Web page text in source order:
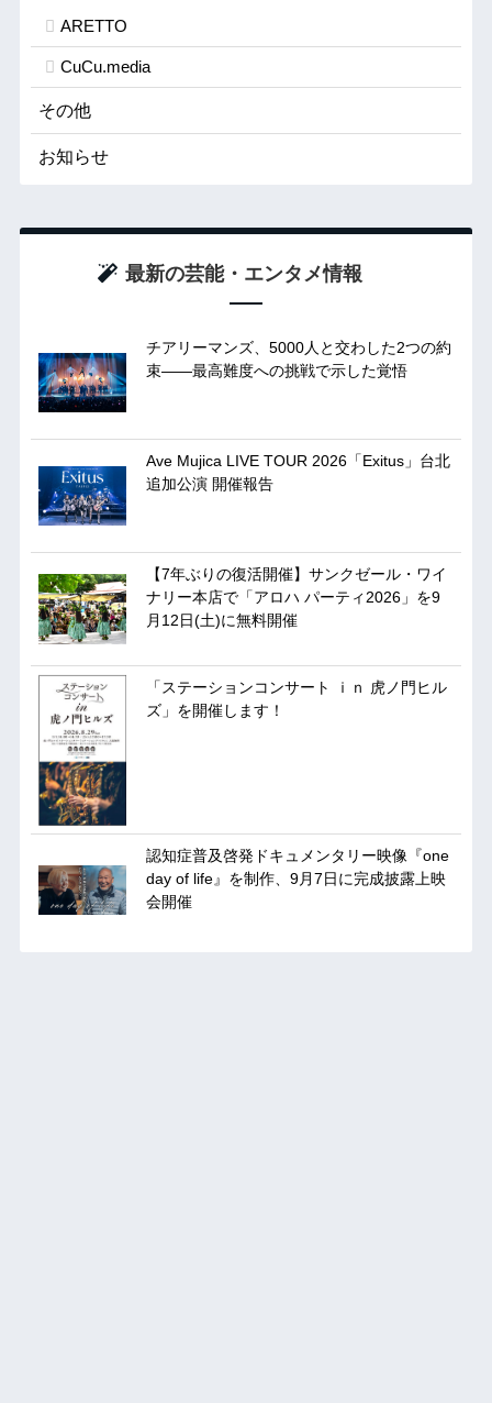
ARETTO
CuCu.media
その他
お知らせ
最新の芸能・エンタメ情報
チアリーマンズ、5000人と交わした2つの約
束――最高難度への挑戦で示した覚悟
Ave Mujica LIVE TOUR 2026「Exitus」台北
追加公演 開催報告
【7年ぶりの復活開催】サンクゼール・ワイ
ナリー本店で「アロハ パーティ2026」を9
月12日(土)に無料開催
「ステーションコンサート ｉｎ 虎ノ門ヒル
ズ」を開催します！
認知症普及啓発ドキュメンタリー映像『one
day of life』を制作、9月7日に完成披露上映
会開催